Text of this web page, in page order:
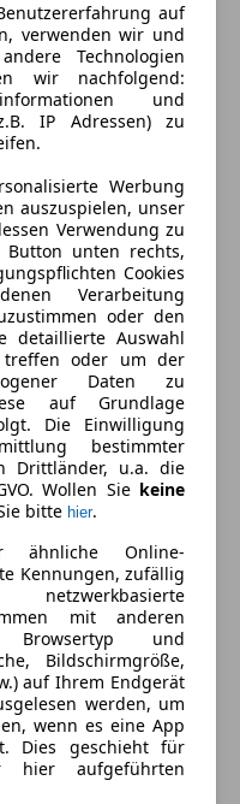
auf
verwenden wir und
Technologien
wir nachfolgend:
und
IP Adressen) zu
Werbung
auszuspielen, unser
Verwendung zu
Button unten rechts,
Cookies
Verarbeitung
oder den
detaillierte Auswahl
treffen oder um der
Daten zu
auf Grundlage
Die Einwilligung
bestimmter
Drittländer, u.a. die
Wollen Sie keine
bitte hier.
ähnliche Online-
Kennungen, zufällig
mit anderen
und
Bildschirmgröße,
auf Ihrem Endgerät
werden, um
wenn es eine App
Dies geschieht für
aufgeführten